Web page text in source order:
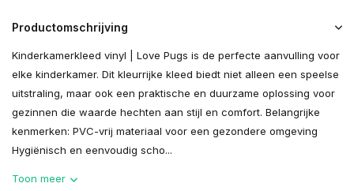
Productomschrijving
Kinderkamerkleed vinyl | Love Pugs is de perfecte aanvulling voor
elke kinderkamer. Dit kleurrijke kleed biedt niet alleen een speelse
uitstraling, maar ook een praktische en duurzame oplossing voor
gezinnen die waarde hechten aan stijl en comfort. Belangrijke
kenmerken: PVC-vrij materiaal voor een gezondere omgeving
Hygiënisch en eenvoudig scho...
Toon meer